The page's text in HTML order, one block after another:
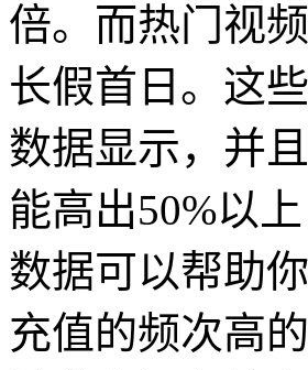
倍。而热门视
长假首日。这
数据显示，并
能高出50%以
数据可以帮助
充值的频次高